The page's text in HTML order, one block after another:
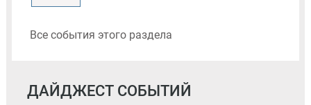
Все события этого раздела
ДАЙДЖЕСТ СОБЫТИЙ